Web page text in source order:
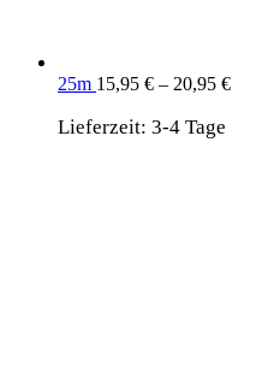
25m 15,95 € – 20,95 €
Lieferzeit: 3-4 Tage